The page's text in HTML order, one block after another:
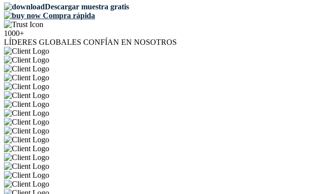
Descargar muestra gratis
Compra rápida
1000+
LÍDERES GLOBALES CONFÍAN EN NOSOTROS